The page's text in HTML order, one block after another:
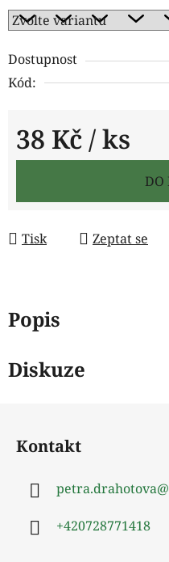
Dostupnost
Kód:
38 Kč / ks
Měrná cena:
DO
Tisk Zeptat se
Popis
Diskuze
Kontakt
petra.drahotova@
+420728771418